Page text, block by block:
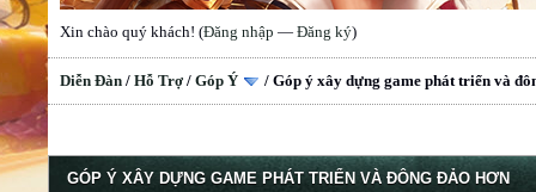
Xin chào quý khách! (Đăng nhập — Đăng ký)
Diễn Đàn / Hỗ Trợ / Góp Ý / Góp ý xây dựng game phát triển và
GÓP Ý XÂY DỰNG GAME PHÁT TRIỂN VÀ ĐÔNG ĐẢO HƠN